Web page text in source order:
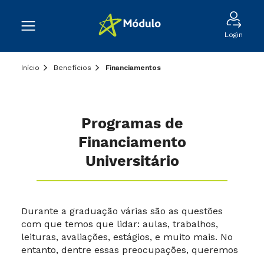
Login
Início Benefícios Financiamentos
Programas de
Financiamento
Universitário
Durante a graduação várias são as questões
com que temos que lidar: aulas, trabalhos,
leituras, avaliações, estágios, e muito mais. No
entanto, dentre essas preocupações, queremos